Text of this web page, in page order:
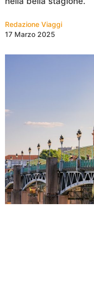
Redazione Viaggi
17 Marzo 2025